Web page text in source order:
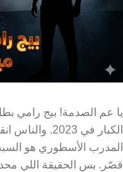
يا عم الصدمة! بيج رامي
الكبار في
المدرب الأسطوري هو
قصّر. بس الحقيقة اللي